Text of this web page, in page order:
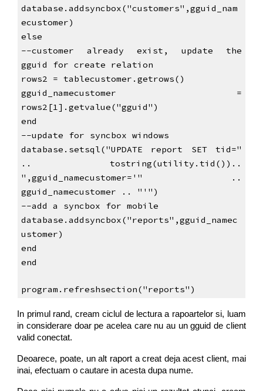
database.addsyncbox("customers",gguid_nam
ecustomer)
else
--customer already exist, update the
gguid for create relation
rows2 = tablecustomer.getrows()
gguid_namecustomer =
rows2[1].getvalue("gguid")
end
--update for syncbox windows
database.setsql("UPDATE report SET tid="
.. tostring(utility.tid())..
",gguid_namecustomer='" ..
gguid_namecustomer .. "'")
--add a syncbox for mobile
database.addsyncbox("reports",gguid_namec
ustomer)
end
end
program.refreshsection("reports")
In primul rand, cream ciclul de lectura a rapoartelor si, luam
in considerare doar pe acelea care nu au un gguid de client
valid conectat.
Deoarece, poate, un alt raport a creat deja acest client, mai
inai, efectuam o cautare in acesta dupa nume.